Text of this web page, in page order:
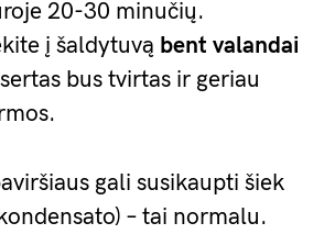
20-30 minučių.
į šaldytuvą bent valandai
bus tvirtas ir geriau
gali susikaupti šiek
– tai normalu.